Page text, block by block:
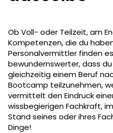
Ob Voll- oder Teilzeit, am
Kompetenzen, die du
Personalvermittler finden
bewundernswerter, dass
gleichzeitig einem Beruf
Bootcamp teilzunehmen,
vermittelt den Eindruck
wissbegierigen Fachkraft,
Stand seines oder ihres
Dinge!